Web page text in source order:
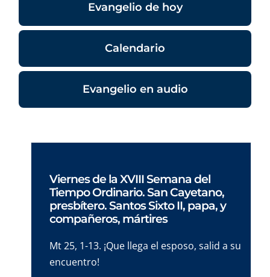
Evangelio de hoy
Calendario
Evangelio en audio
Viernes de la XVIII Semana del
Tiempo Ordinario. San Cayetano,
presbítero. Santos Sixto II, papa, y
compañeros, mártires
Mt 25, 1-13. ¡Que llega el esposo, salid a su
encuentro!